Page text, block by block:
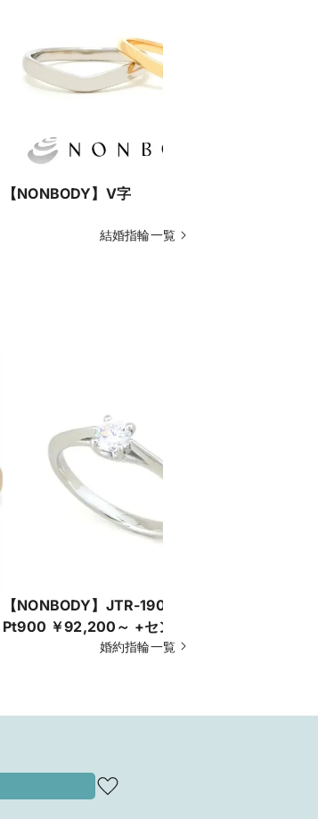
【NONBODY】V字
結婚指輪一覧
【NONBODY】JTR-190モデル
Pt900 ￥92,200～ +センターダイヤ
婚約指輪一覧